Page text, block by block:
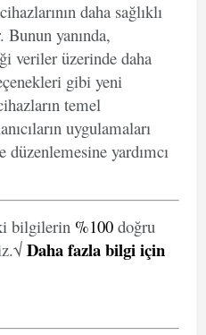
daha sağlıklı
Bunun yanında,
veriler üzerinde daha
gibi yeni
temel
uygulamaları
düzenlemesine yardımcı
bilgilerin %100 doğru
Daha fazla bilgi için